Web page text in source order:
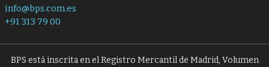
info@bps.com.es
+91 313 79 00
BPS está inscrita en el Registro Mercantil de Madrid, Volumen